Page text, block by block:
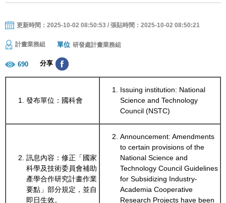
更新時間：2025-10-02 08:50:53 / 張貼時間：2025-10-02 08:50:21
計畫業務組 單位 研發處計畫業務組
690 分享
發布單位：國科會
Issuing institution: National
Science and Technology
Council (NSTC)
訊息內容：修正「國家
科學及技術委員會補助
產學合作研究計畫作業
要點」部分規定，並自
即日生效。
Announcement: Amendments
to certain provisions of the
National Science and
Technology Council Guidelines
for Subsidizing Industry-
Academia Cooperative
Research Projects have been